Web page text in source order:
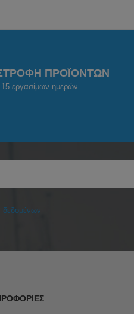
ΠΡΟΪΟΝΤΩΝ
15 εργασίμων ημερών
δεδομένων